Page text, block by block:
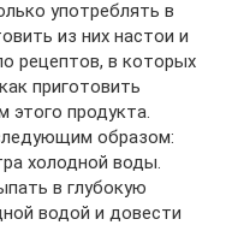
употреблять в
из них настои и
рецептов, в которых
приготовить
этого продукта.
образом:
холодной воды.
в глубокую
водой и довести